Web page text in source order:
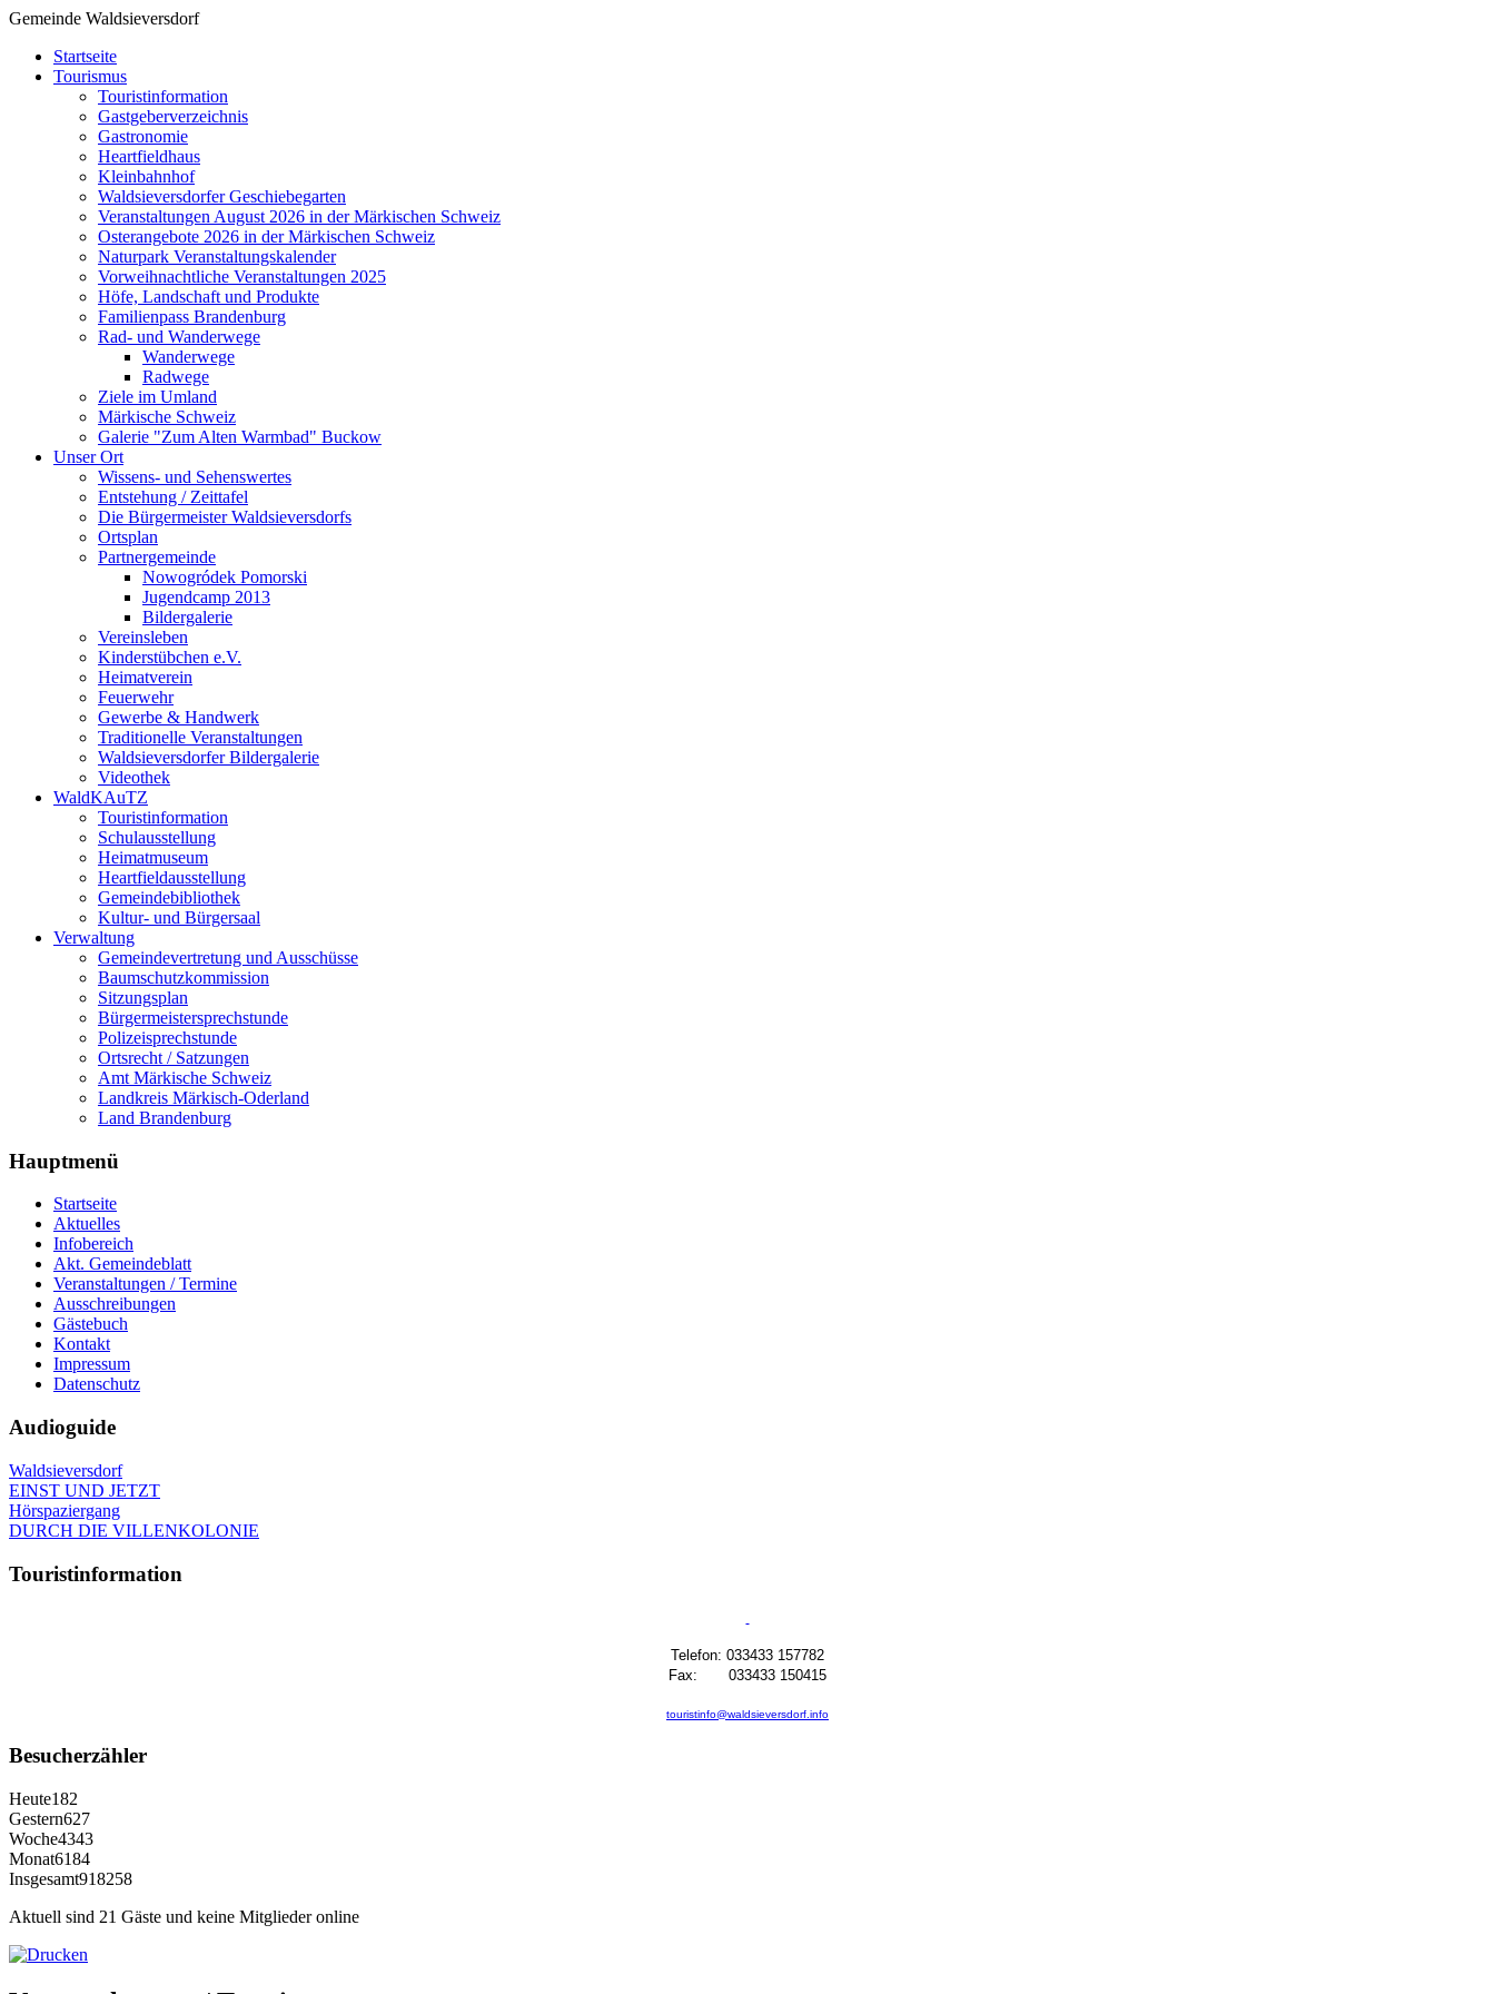
Gemeinde Waldsieversdorf
Startseite
Tourismus
Touristinformation
Gastgeberverzeichnis
Gastronomie
Heartfieldhaus
Kleinbahnhof
Waldsieversdorfer Geschiebegarten
Veranstaltungen August 2026 in der Märkischen Schweiz
Osterangebote 2026 in der Märkischen Schweiz
Naturpark Veranstaltungskalender
Vorweihnachtliche Veranstaltungen 2025
Höfe, Landschaft und Produkte
Familienpass Brandenburg
Rad- und Wanderwege
Wanderwege
Radwege
Ziele im Umland
Märkische Schweiz
Galerie "Zum Alten Warmbad" Buckow
Unser Ort
Wissens- und Sehenswertes
Entstehung / Zeittafel
Die Bürgermeister Waldsieversdorfs
Ortsplan
Partnergemeinde
Nowogródek Pomorski
Jugendcamp 2013
Bildergalerie
Vereinsleben
Kinderstübchen e.V.
Heimatverein
Feuerwehr
Gewerbe & Handwerk
Traditionelle Veranstaltungen
Waldsieversdorfer Bildergalerie
Videothek
WaldKAuTZ
Touristinformation
Schulausstellung
Heimatmuseum
Heartfieldausstellung
Gemeindebibliothek
Kultur- und Bürgersaal
Verwaltung
Gemeindevertretung und Ausschüsse
Baumschutzkommission
Sitzungsplan
Bürgermeistersprechstunde
Polizeisprechstunde
Ortsrecht / Satzungen
Amt Märkische Schweiz
Landkreis Märkisch-Oderland
Land Brandenburg
Hauptmenü
Startseite
Aktuelles
Infobereich
Akt. Gemeindeblatt
Veranstaltungen / Termine
Ausschreibungen
Gästebuch
Kontakt
Impressum
Datenschutz
Audioguide
Waldsieversdorf
EINST UND JETZT
Hörspaziergang
DURCH DIE VILLENKOLONIE
Touristinformation
Telefon: 033433 157782
Fax: 033433 150415
touristinfo@waldsieversdorf.info
Besucherzähler
Heute182
Gestern627
Woche4343
Monat6184
Insgesamt918258
Aktuell sind 21 Gäste und keine Mitglieder online